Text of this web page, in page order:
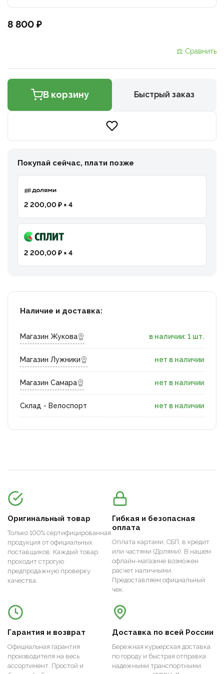
8 800 ₽
⚖ Сравнить
В корзину Быстрый заказ
Покупай сейчас, плати позже
2 200,00 ₽ × 4
2 200,00 ₽ × 4
Наличие и доставка:
Магазин Жукова в наличии: 1 шт.
Магазин Лужники нет в наличии
Магазин Самара нет в наличии
Склад - Велоспорт нет в наличии
Оригинальный товар
Только 100% сертифицированная
продукция от официальных
поставщиков. Каждый товар
проходит строгую
предпродажную проверку
качества.
Гибкая и безопасная
оплата
Оплата картами, СБП, в кредит
или частями (Долями). В нашем
офлайн-магазине возможен
расчет наличными.
Предоставляем официальный
чек.
Гарантия и возврат
Официальная гарантия
производителя на весь
ассортимент. Простой и
Доставка по всей России
Бережная курьерская доставка
по городу и быстрая отправка
надежными транспортными